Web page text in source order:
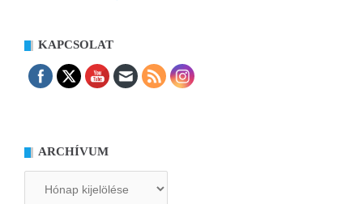
KAPCSOLAT
ARCHÍVUM